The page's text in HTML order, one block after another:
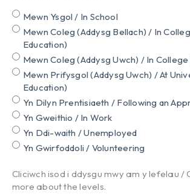
Mewn Ysgol / In School
Mewn Coleg (Addysg Bellach) / In
Education)
Mewn Coleg (Addysg Uwch) / In
Mewn Prifysgol (Addysg Uwch) / At
Education)
Yn Dilyn Prentisiaeth / Following an
Yn Gweithio / In Work
Yn Ddi-waith / Unemployed
Yn Gwirfoddoli / Volunteering
Cliciwch isod i ddysgu mwy am y lefelau /
more about the levels.